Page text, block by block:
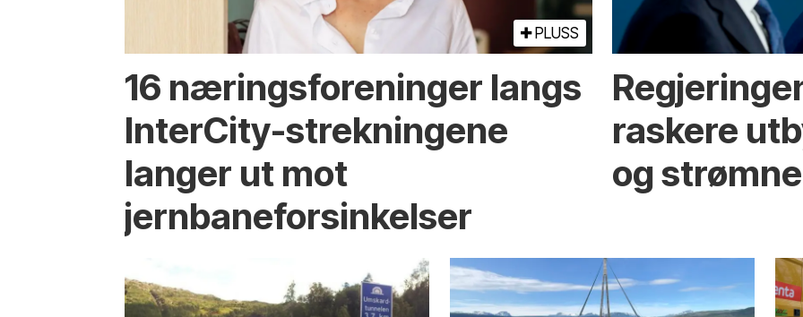
PLUSS
16 næringsforeninger langs
InterCity-strekningene
langer ut mot
jernbaneforsinkelser
raskere
og